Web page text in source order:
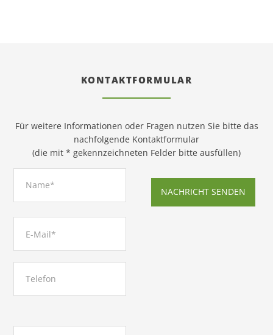
KONTAKTFORMULAR
Für weitere Informationen oder Fragen nutzen Sie bitte das
nachfolgende Kontaktformular
(die mit * gekennzeichneten Felder bitte ausfüllen)